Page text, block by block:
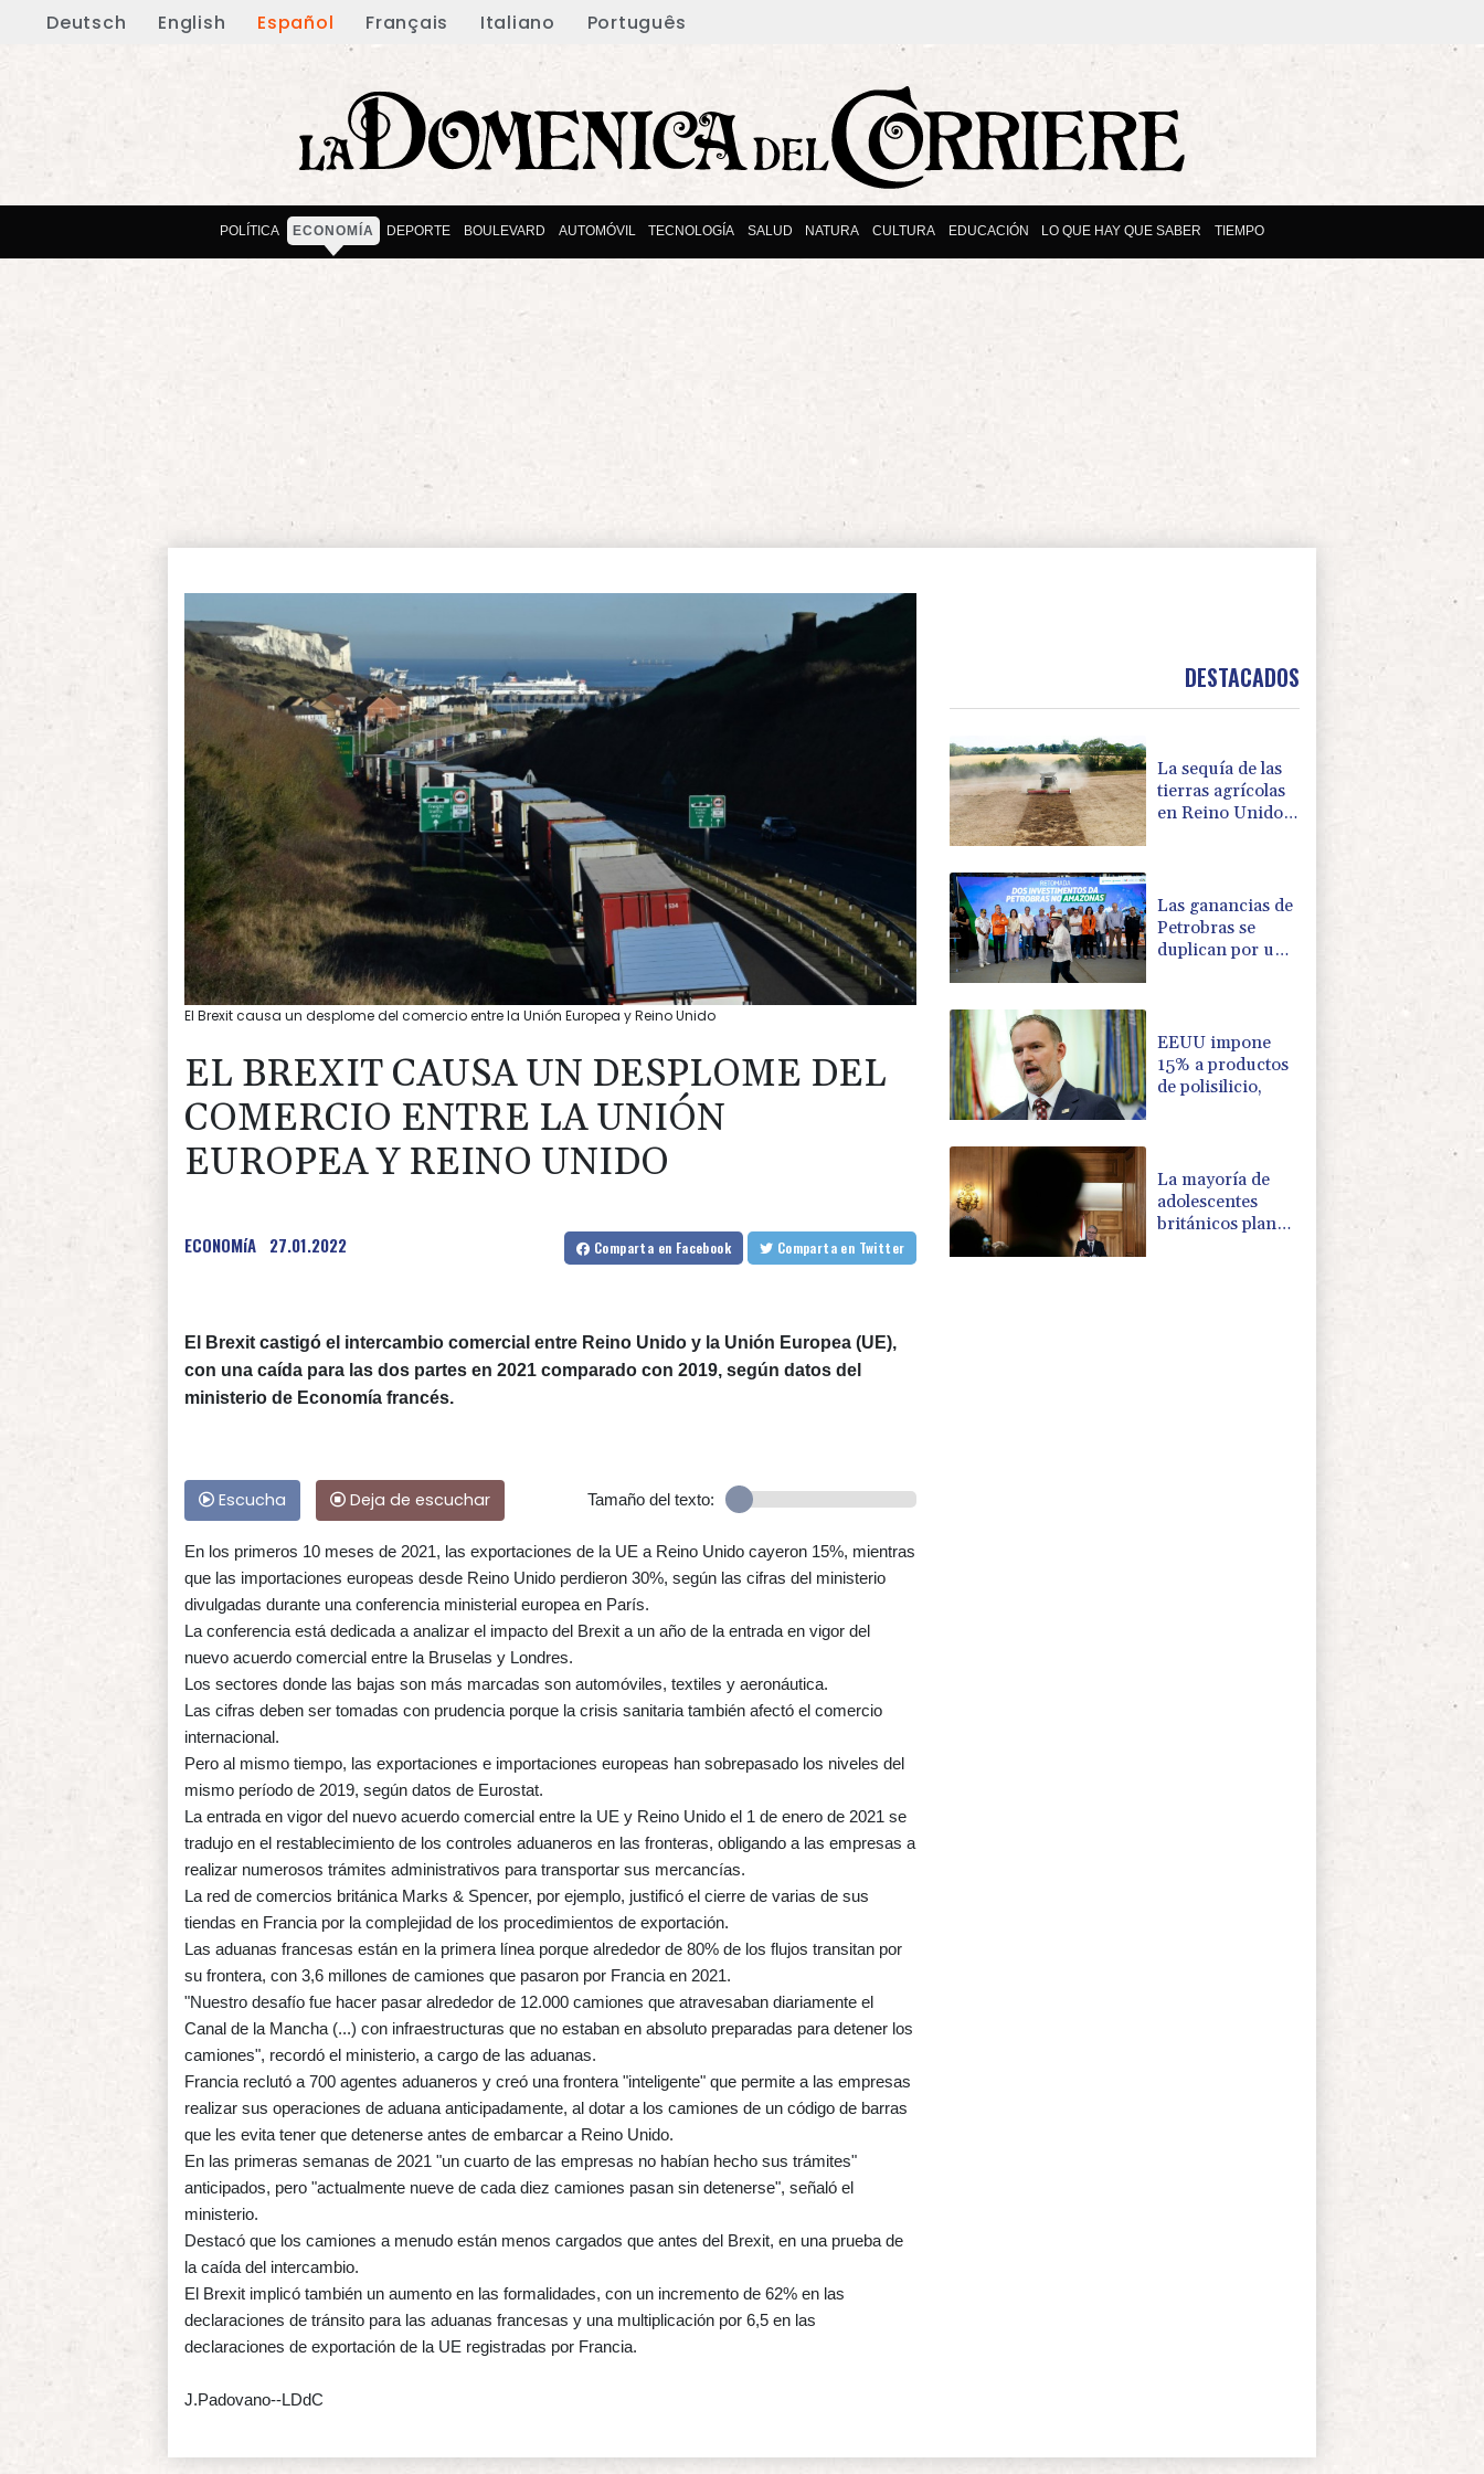
Deutsch English Español Français Italiano Português
POLÍTICA ECONOMÍA DEPORTE BOULEVARD AUTOMÓVIL TECNOLOGÍA SALUD NATURA CULTURA EDUCACIÓN LO QUE HAY QUE SABER TIEMPO
El Brexit causa un desplome del comercio entre la Unión Europea y Reino Unido
EL BREXIT CAUSA UN DESPLOME DEL
COMERCIO ENTRE LA UNIÓN
EUROPEA Y REINO UNIDO
ECONOMíA 27.01.2022 Comparta en Facebook Comparta en Twitter
El Brexit castigó el intercambio comercial entre Reino Unido y la Unión Europea (UE),
con una caída para las dos partes en 2021 comparado con 2019, según datos del
ministerio de Economía francés.
Escucha Deja de escuchar Tamaño del texto:
En los primeros 10 meses de 2021, las exportaciones de la UE a Reino Unido cayeron 15%, mientras
que las importaciones europeas desde Reino Unido perdieron 30%, según las cifras del ministerio
divulgadas durante una conferencia ministerial europea en París.
La conferencia está dedicada a analizar el impacto del Brexit a un año de la entrada en vigor del
nuevo acuerdo comercial entre la Bruselas y Londres.
Los sectores donde las bajas son más marcadas son automóviles, textiles y aeronáutica.
Las cifras deben ser tomadas con prudencia porque la crisis sanitaria también afectó el comercio
internacional.
Pero al mismo tiempo, las exportaciones e importaciones europeas han sobrepasado los niveles del
mismo período de 2019, según datos de Eurostat.
La entrada en vigor del nuevo acuerdo comercial entre la UE y Reino Unido el 1 de enero de 2021 se
tradujo en el restablecimiento de los controles aduaneros en las fronteras, obligando a las empresas a
realizar numerosos trámites administrativos para transportar sus mercancías.
La red de comercios británica Marks & Spencer, por ejemplo, justificó el cierre de varias de sus
tiendas en Francia por la complejidad de los procedimientos de exportación.
Las aduanas francesas están en la primera línea porque alrededor de 80% de los flujos transitan por
su frontera, con 3,6 millones de camiones que pasaron por Francia en 2021.
"Nuestro desafío fue hacer pasar alrededor de 12.000 camiones que atravesaban diariamente el
Canal de la Mancha (...) con infraestructuras que no estaban en absoluto preparadas para detener los
camiones", recordó el ministerio, a cargo de las aduanas.
Francia reclutó a 700 agentes aduaneros y creó una frontera "inteligente" que permite a las empresas
realizar sus operaciones de aduana anticipadamente, al dotar a los camiones de un código de barras
que les evita tener que detenerse antes de embarcar a Reino Unido.
En las primeras semanas de 2021 "un cuarto de las empresas no habían hecho sus trámites"
anticipados, pero "actualmente nueve de cada diez camiones pasan sin detenerse", señaló el
ministerio.
Destacó que los camiones a menudo están menos cargados que antes del Brexit, en una prueba de
la caída del intercambio.
El Brexit implicó también un aumento en las formalidades, con un incremento de 62% en las
declaraciones de tránsito para las aduanas francesas y una multiplicación por 6,5 en las
declaraciones de exportación de la UE registradas por Francia.
J.Padovano--LDdC
DESTACADOS
La sequía de las
tierras agrícolas
en Reino Unido
Las ganancias de
Petrobras se
duplican por una
petróleo
EEUU impone
15% a productos
de polisilicio,
La mayoría de
adolescentes
británicos planea